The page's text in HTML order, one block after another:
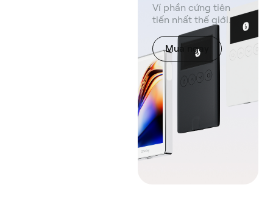
Ví phần cứng tiên
tiến nhất thế giới.
Mua ngay